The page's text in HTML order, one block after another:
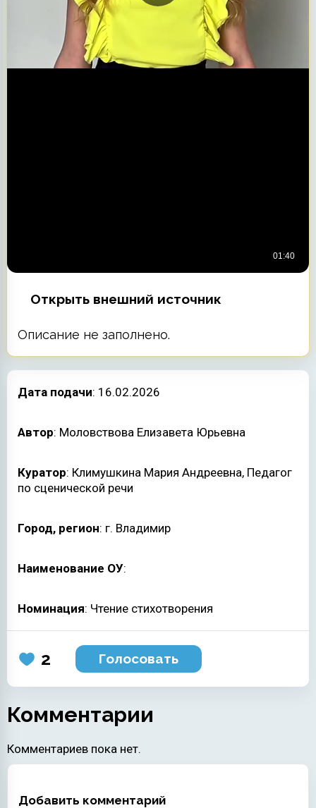
Открыть внешний источник
Описание не заполнено.
Комментарии
Комментариев пока нет.
Добавить комментарий
Дата подачи: 16.02.2026
Автор: Моловствова Елизавета Юрьевна
Куратор: Климушкина Мария Андреевна, Педагог
по сценической речи
Город, регион: г. Владимир
Наименование ОУ:
Номинация: Чтение стихотворения
2 Голосовать